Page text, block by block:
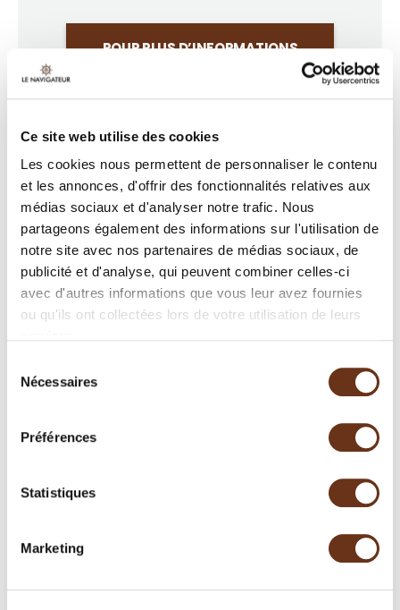
Ce site web utilise des cookies
Les cookies nous permettent de personnaliser le contenu
et les annonces, d'offrir des fonctionnalités relatives aux
médias sociaux et d'analyser notre trafic. Nous
partageons également des informations sur l'utilisation de
notre site avec nos partenaires de médias sociaux, de
publicité et d'analyse, qui peuvent combiner celles-ci
avec d'autres informations que vous leur avez fournies
ou qu'ils ont collectées lors de votre utilisation de leurs
Nécessaires
Préférences
Statistiques
Marketing
POUR PLUS D’INFORMATIONS
Nature aventure au Canyon